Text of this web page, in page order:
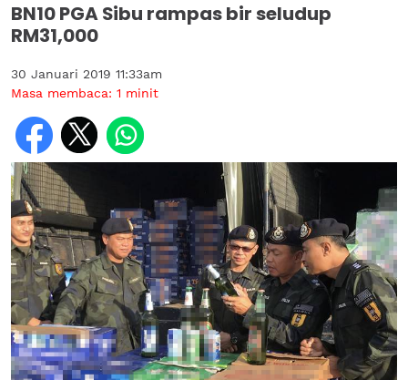
BN10 PGA Sibu rampas bir seludup
RM31,000
30 Januari 2019 11:33am
Masa membaca: 1 minit